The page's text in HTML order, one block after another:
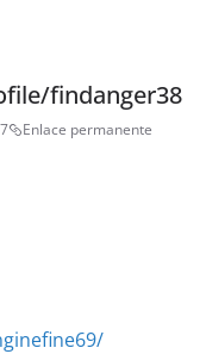
findanger38
Enlace permanente